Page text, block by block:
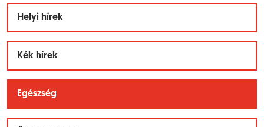
Helyi hírek
Kék hírek
Egészség